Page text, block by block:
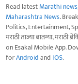
Read latestMarathi news
Maharashtra News.
Politics, Entertainment,
मराठी ताज्या बातम्या, मराठी
on Esakal Mobile App.
forAndroidand IOS.